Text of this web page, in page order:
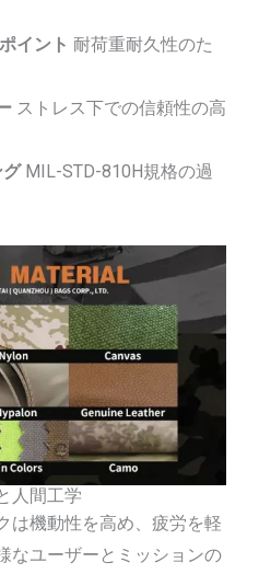
イント 耐荷重耐久性のた
ストレス下での信頼性の高
グMIL-STD-810H規格の過
人間工学
は機動性を高め、疲労を軽
なユーザーとミッションの